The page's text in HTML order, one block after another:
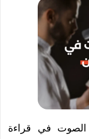
في قراءة